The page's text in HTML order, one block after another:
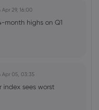
Apr 29, 16:00
month highs on Q1
Apr 05, 03:35
index sees worst